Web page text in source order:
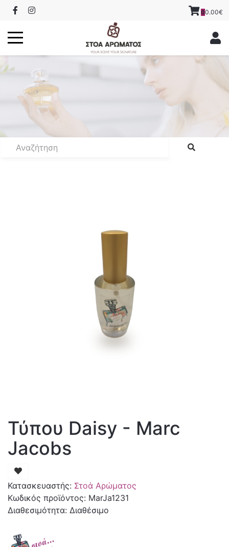
00.00€
Τύπου Daisy - Marc
Jacobs
Κατασκευαστής: Στοά Αρώματος
Κωδικός προϊόντος: MarJa1231
Διαθεσιμότητα: Διαθέσιμο